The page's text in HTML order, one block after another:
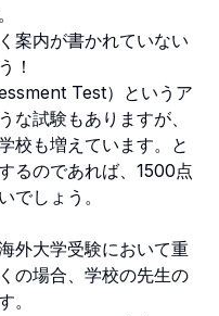
案内が書かれていない
！
Test）というア
な試験もありますが、
校も増えています。と
るのであれば、1500点
でしょう。
外大学受験において重
の場合、学校の先生の
。